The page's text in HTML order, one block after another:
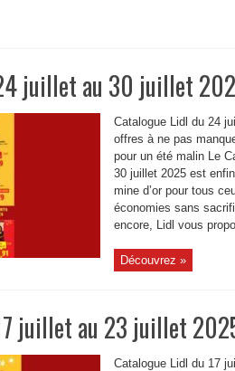
juillet au 30 juillet
Catalogue Lidl du 24
offres à ne pas
pour un été malin Le
30 juillet 2025 est
mine d’or pour tous
économies sans
encore, Lidl vous
Découvrez »
juillet au 23 juillet
Catalogue Lidl du 17